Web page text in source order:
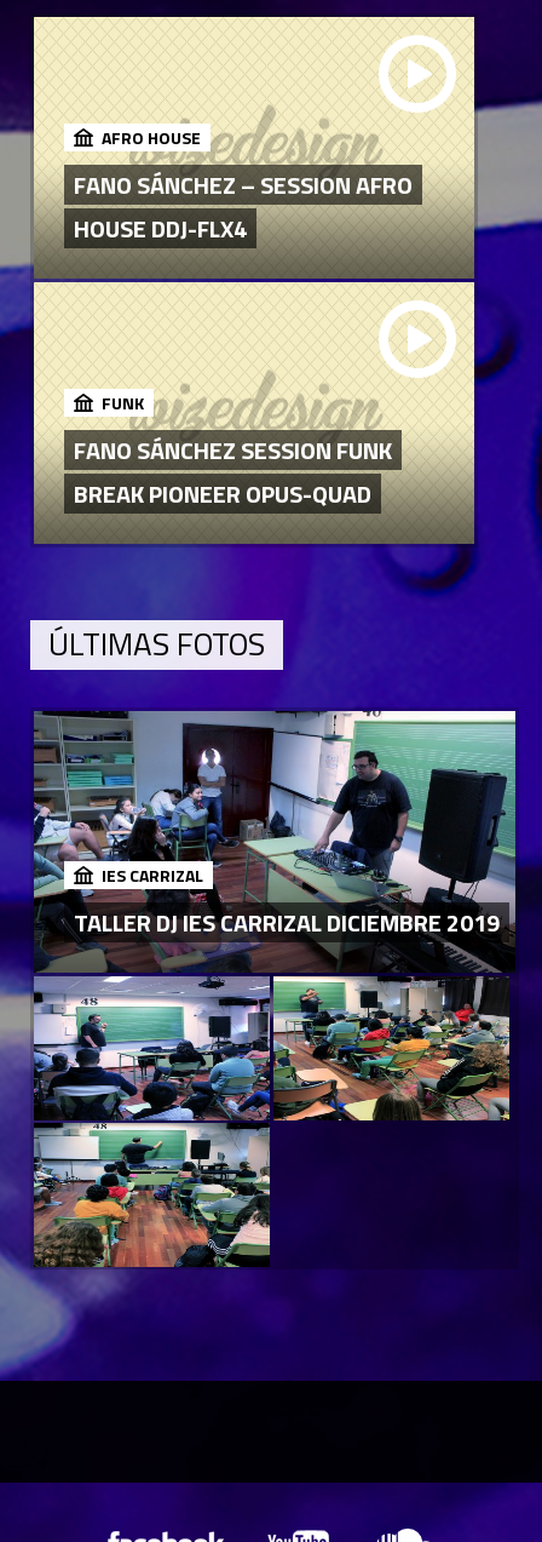
AFRO HOUSE
FANO SÁNCHEZ – SESSION AFRO
HOUSE DDJ-FLX4
FUNK
FANO SÁNCHEZ SESSION FUNK
BREAK PIONEER OPUS-QUAD
ÚLTIMAS FOTOS
IES CARRIZAL
TALLER DJ IES CARRIZAL DICIEMBRE 2019